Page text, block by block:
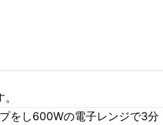
をし600Wの電子レンジで3分